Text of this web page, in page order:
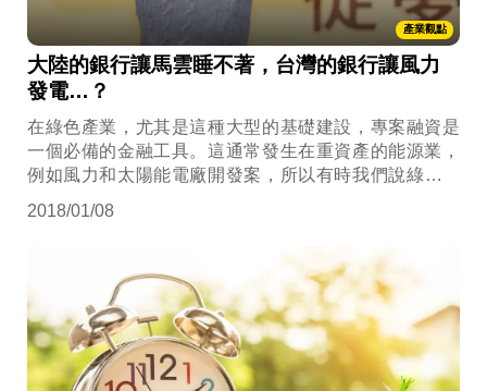
產業觀點
大陸的銀行讓馬雲睡不著，台灣的銀行讓風力
發電…？
在綠色產業，尤其是這種大型的基礎建設，專案融資是
一個必備的金融工具。這通常發生在重資產的能源業，
例如風力和太陽能電廠開發案，所以有時我們說綠能融
2018/01/08